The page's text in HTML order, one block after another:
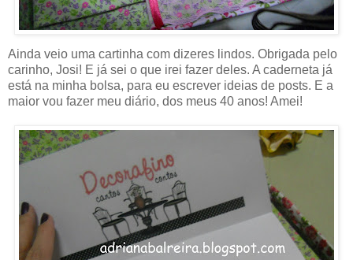
Ainda veio uma cartinha com dizeres lindos. Obrigada pelo
carinho, Josi! E já sei o que irei fazer deles. A caderneta já
está na minha bolsa, para eu escrever ideias de posts. E a
maior vou fazer meu diário, dos meus 40 anos! Amei!